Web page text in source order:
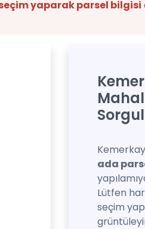
yaparak parsel bilgisi
ada
Lütfen
seçim